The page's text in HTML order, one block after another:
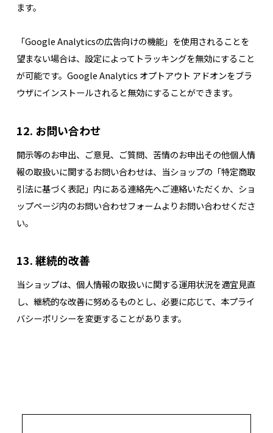
ます。
「Google Analyticsの広告向けの機能」を使用されることを
望まない場合は、設定によってトラッキングを無効にすること
が可能です。Google Analytics オプトアウト アドオンをブラ
ウザにインストールされると無効にすることができます。
12. お問い合わせ
開示等のお申出、ご意見、ご質問、苦情のお申出その他個人情
報の取扱いに関するお問い合わせは、当ショップの「特定商取
引法に基づく表記」内にある連絡先へご連絡いただくか、ショ
ップページ内のお問い合わせフォームよりお問い合わせくださ
い。
13. 継続的改善
当ショップは、個人情報の取扱いに関する運用状況を適宜見直
し、継続的な改善に努めるものとし、必要に応じて、本プライ
バシーポリシーを変更することがあります。